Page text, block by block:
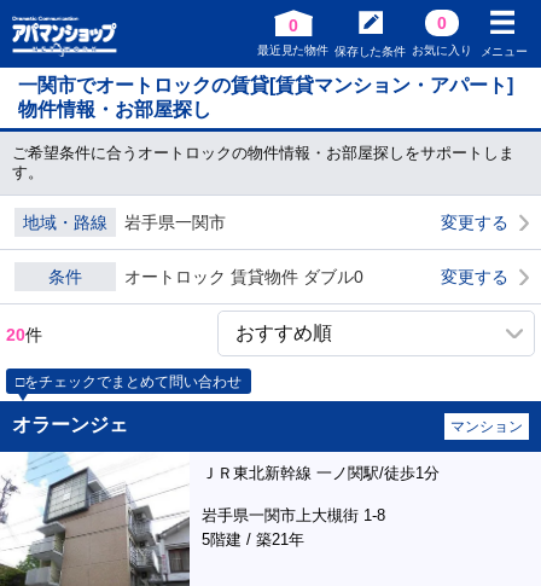
0
最近見た物件 保存した条件
0
お気に入り メニュー
一関市でオートロックの賃貸[賃貸マンション・アパート]
物件情報・お部屋探し
ご希望条件に合うオートロックの物件情報・お部屋探しをサポートしま
す。
地域・路線 岩手県一関市 変更する
条件 オートロック 賃貸物件 ダブル0 変更する
20件
□をチェックでまとめて問い合わせ
オラーンジェ マンション
ＪＲ東北新幹線 一ノ関駅/徒歩1分
岩手県一関市上大槻街 1-8
5階建 / 築21年